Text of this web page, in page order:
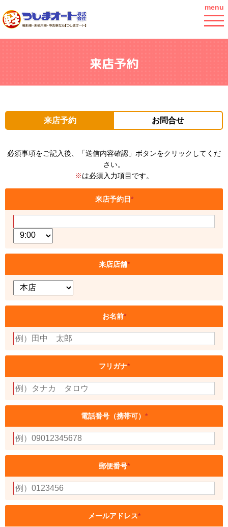
menu
来店予約
来店予約 お問合せ
必須事項をご記入後、「送信内容確認」ボタンをクリックしてくだ
さい。
※は必須入力項目です。
来店予約日*
来店店舗*
お名前*
フリガナ*
電話番号（携帯可） *
郵便番号*
メールアドレス*